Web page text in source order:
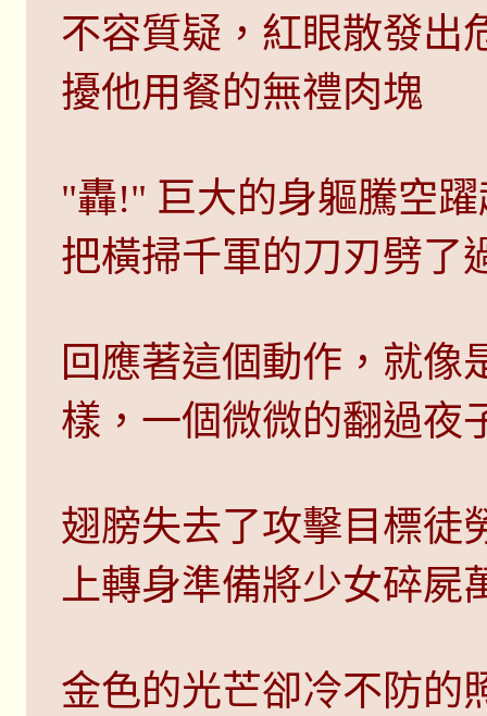
不容質疑，紅眼散發出
擾他用餐的無禮肉塊
"轟!" 巨大的身軀騰空
把橫掃千軍的刀刃劈了
回應著這個動作，就像
樣，一個微微的翻過夜
翅膀失去了攻擊目標徒
上轉身準備將少女碎屍
金色的光芒卻冷不防的